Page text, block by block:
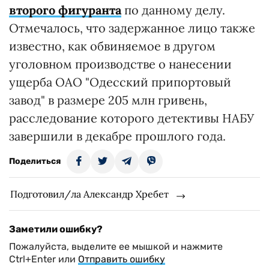
второго фигурантапо данному делу.
Отмечалось, что задержанное лицо также
известно, как обвиняемое в другом
уголовном производстве о нанесении
ущерба ОАО "Одесский припортовый
завод" в размере 205 млн гривень,
расследование которого детективы НАБУ
завершили в декабре прошлого года.
Поделиться
Подготовил/ла Александр Хребет
Заметили ошибку?
Пожалуйста, выделите ее мышкой и нажмите
Ctrl+Enter или Отправить ошибку